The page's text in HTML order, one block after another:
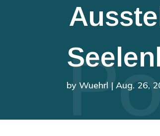
byWuehrl | Aug. 26,